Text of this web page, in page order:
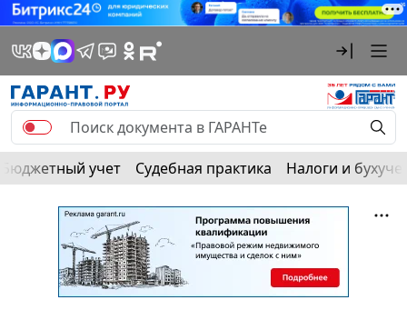
Бюджетный учет Судебная практика Налоги и